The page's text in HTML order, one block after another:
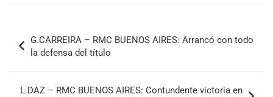
de
entradas
G.CARREIRA – RMC BUENOS AIRES: Arrancó con todo
la defensa del título
L.DAZ – RMC BUENOS AIRES: Contundente victoria en
IAME SERIES ARGENTINA 6
Ramiro Tot (Asfalto)
KDO - F6